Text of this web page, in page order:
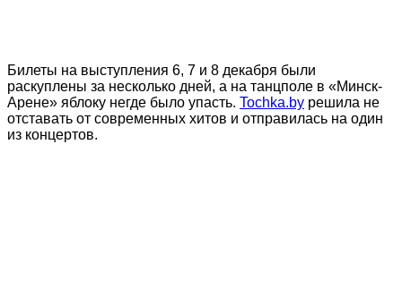
Билеты на выступления 6, 7 и 8 декабря были
раскуплены за несколько дней, а на танцполе в «Минск-
Арене» яблоку негде было упасть. Tochka.by решила не
отставать от современных хитов и отправилась на один
из концертов.